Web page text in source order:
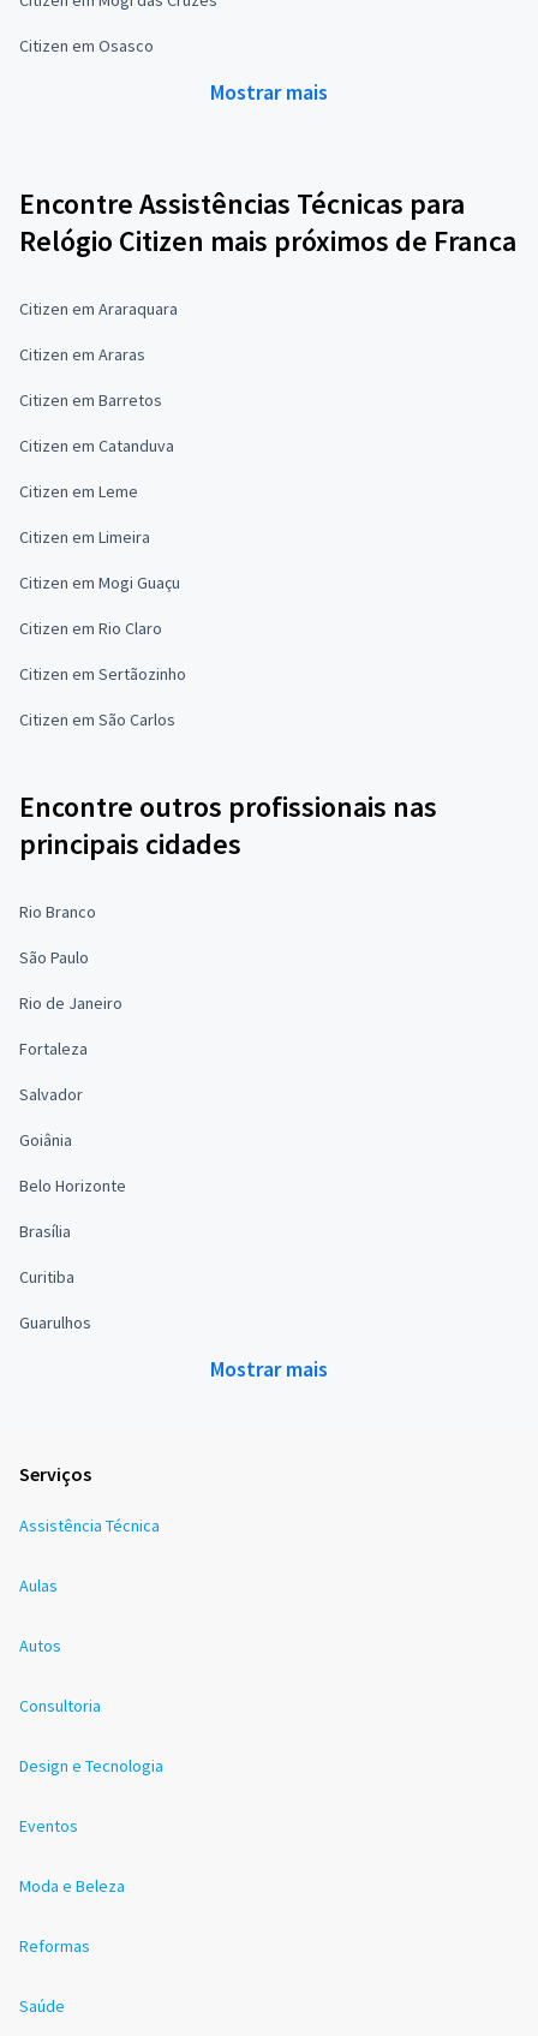
Citizen em Osasco
Mostrar mais
Encontre Assistências Técnicas para
Relógio Citizen mais próximos de Franca
Citizen em Araraquara
Citizen em Araras
Citizen em Barretos
Citizen em Catanduva
Citizen em Leme
Citizen em Limeira
Citizen em Mogi Guaçu
Citizen em Rio Claro
Citizen em Sertãozinho
Citizen em São Carlos
Encontre outros profissionais nas
principais cidades
Rio Branco
São Paulo
Rio de Janeiro
Fortaleza
Salvador
Goiânia
Belo Horizonte
Brasília
Curitiba
Guarulhos
Mostrar mais
Serviços
Assistência Técnica
Aulas
Autos
Consultoria
Design e Tecnologia
Eventos
Moda e Beleza
Reformas
Saúde